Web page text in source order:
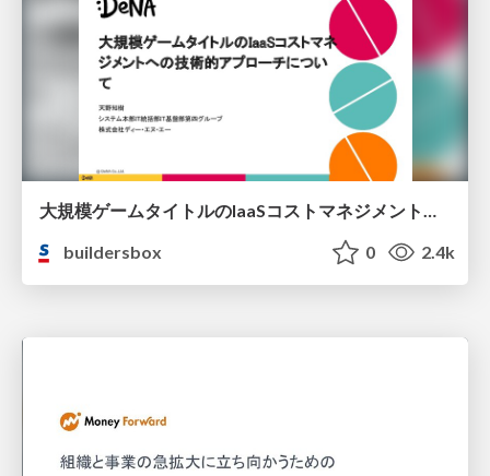
大規模ゲームタイトルのIaaSコストマネジメントへの技術アプローチについて / A technical approach to IaaS cost management for large-scale game titles
buildersbox
0 2.4k